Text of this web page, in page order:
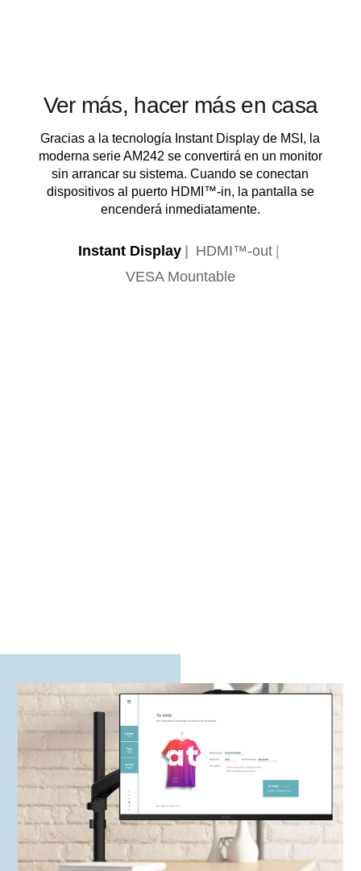
Ver más, hacer más en casa
Gracias a la tecnología Instant Display de MSI, la
moderna serie AM242 se convertirá en un monitor
sin arrancar su sistema. Cuando se conectan
dispositivos al puerto HDMI™-in, la pantalla se
encenderá inmediatamente.
Instant Display
HDMI™-out
VESA Mountable